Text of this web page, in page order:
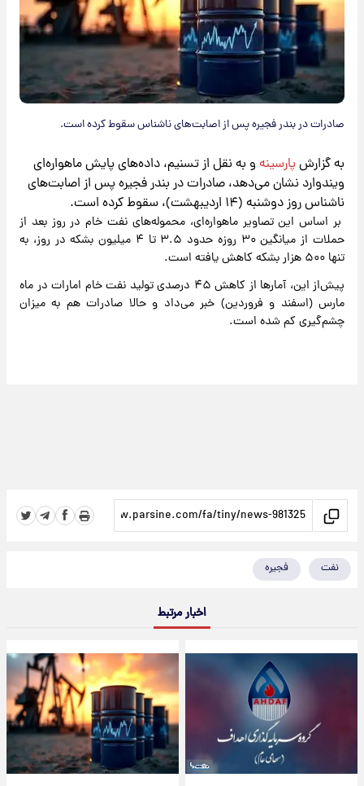
صادرات در بندر فجیره پس از اصابت‌های ناشناس سقوط کرده است.
به گزارشپارسینه و به نقل از تسنیم، داده‌های پایش ماهواره‌ای
ویندوارد نشان می‌دهد، صادرات در بندر فجیره پس از اصابت‌های
ناشناس روز دوشنبه (۱۴ اردیبهشت)، سقوط کرده است.
بر اساس این تصاویر ماهواره‌ای، محموله‌های نفت خام در روز بعد از
حملات از میانگین ۳۰ روزه حدود ۳.۵ تا ۴ میلیون بشکه در روز، به
تنها ۵۰۰ هزار بشکه کاهش یافته است.
پیش‌از این، آمارها از کاهش ۴۵ درصدی تولید نفت خام امارات در ماه
مارس (اسفند و فروردین) خبر می‌داد و حالا صادرات هم به میزان
چشم‌گیری کم شده است.
نفت فجیره
اخبار مرتبط